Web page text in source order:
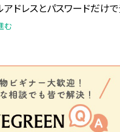
アドレスとパスワードだけ
む